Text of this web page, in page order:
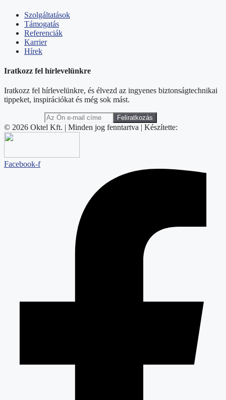
Szolgáltatások
Támogatás
Referenciák
Karrier
Hírek
Iratkozz fel hírlevelünkre
Iratkozz fel hírlevelünkre, és élvezd az ingyenes biztonságtechnikai
tippeket, inspirációkat és még sok mást.
© 2026 Oktel Kft. | Minden jog fenntartva | Készítette:
Facebook-f